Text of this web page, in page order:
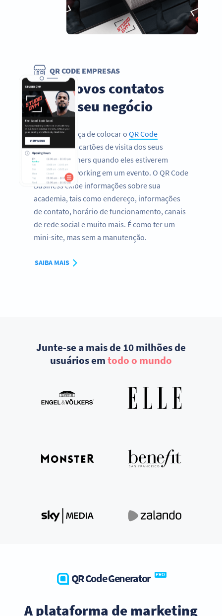
QR CODE EMPRESAS
Faça novos contatos
para o seu negócio
Não se esqueça de colocar o QR Code
Businessnos cartões de visita dos seus
personal trainers quando eles estiverem
fazendo networking em um evento. O QR Code
Business exibe informações sobre sua
academia, tais como endereço, informações
de contato, horário de funcionamento, canais
de rede social e muito mais. É como ter um
mini-site, mas sem a manutenção.
SAIBA MAIS
Junte-se a mais de 10 milhões de
usuários emtodo o mundo
QR Code Generator PRO
A plataforma de marketing